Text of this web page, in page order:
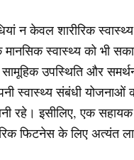
न केवल शारीरिक
स्वास्थ्य को भी
उपस्थिति और
स्वास्थ्य संबंधी योजनाओं
रहे। इसीलिए, एक
फिटनेस के लिए अत्यंत